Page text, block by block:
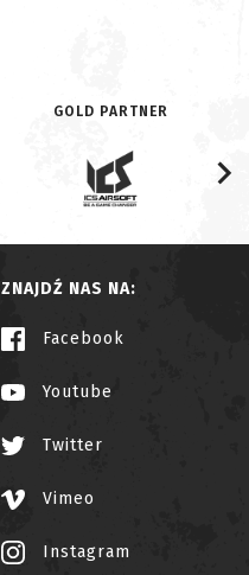
GOLD PARTNER
ZNAJDŹ NAS NA:
Facebook
Youtube
Twitter
Vimeo
Instagram